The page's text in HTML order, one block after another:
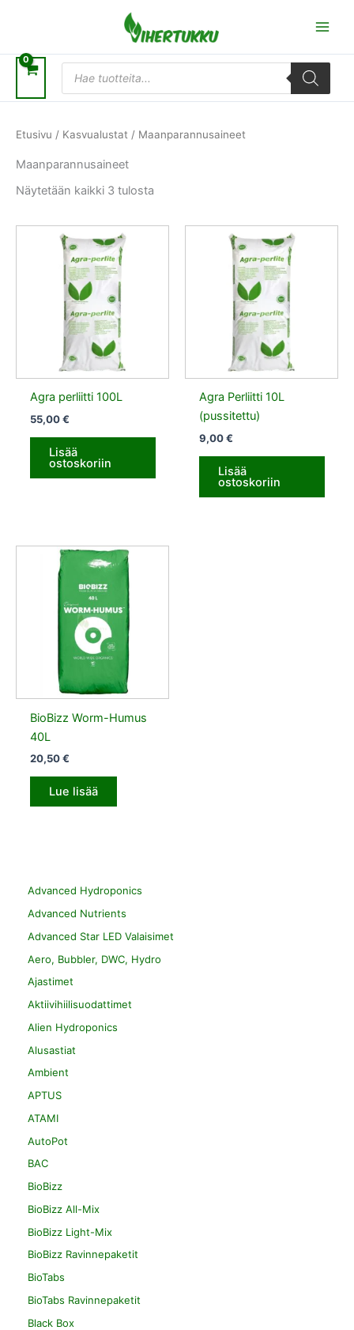
Products
search
Advanced Hydroponics
Advanced Nutrients
Advanced Star LED Valaisimet
Aero, Bubbler, DWC, Hydro
Ajastimet
Aktiivihiilisuodattimet
Alien Hydroponics
Alusastiat
Ambient
APTUS
ATAMI
AutoPot
BAC
BioBizz
BioBizz All-Mix
BioBizz Light-Mix
BioBizz Ravinnepaketit
BioTabs
BioTabs Ravinnepaketit
Black Box
Etusivu / Kasvualustat / Maanparannusaineet
Maanparannusaineet
Näytetään kaikki 3 tulosta
Agra perliitti 100L
55,00€
Lisää
ostoskoriin
Agra Perliitti 10L
(pussitettu)
9,00€
Lisää
ostoskoriin
BioBizz Worm-Humus
40L
20,50€
Lue lisää